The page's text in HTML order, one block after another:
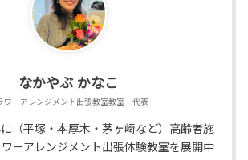
なかやぶ かなこ
ワーアレンジメント出張教室教室 代表
（平塚・本厚木・茅ヶ崎など）高齢者施
ーアレンジメント出張体験教室を展開中